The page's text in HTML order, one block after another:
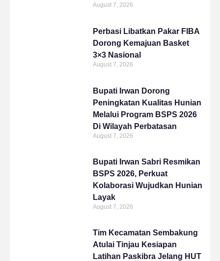
August 7, 2026
Perbasi Libatkan Pakar FIBA
Dorong Kemajuan Basket
3×3 Nasional
August 7, 2026
Bupati Irwan Dorong
Peningkatan Kualitas Hunian
Melalui Program BSPS 2026
Di Wilayah Perbatasan
August 7, 2026
Bupati Irwan Sabri Resmikan
BSPS 2026, Perkuat
Kolaborasi Wujudkan Hunian
Layak
August 7, 2026
Tim Kecamatan Sembakung
Atulai Tinjau Kesiapan
Latihan Paskibra Jelang HUT